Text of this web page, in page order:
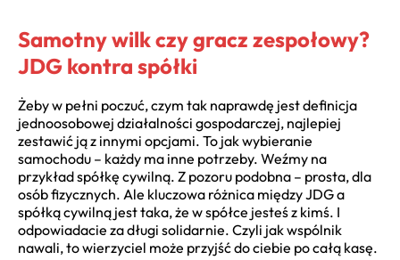
Samotny wilk czy gracz zespołowy?
JDG kontra spółki
Żeby w pełni poczuć, czym tak naprawdę jest definicja
jednoosobowej działalności gospodarczej, najlepiej
zestawić ją z innymi opcjami. To jak wybieranie
samochodu – każdy ma inne potrzeby. Weźmy na
przykład spółkę cywilną. Z pozoru podobna – prosta, dla
osób fizycznych. Ale kluczowa różnica między JDG a
spółką cywilną jest taka, że w spółce jesteś z kimś. I
odpowiadacie za długi solidarnie. Czyli jak wspólnik
nawali, to wierzyciel może przyjść do ciebie po całą kasę.